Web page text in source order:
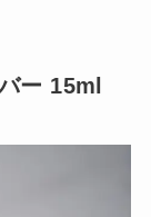
ー 15ml